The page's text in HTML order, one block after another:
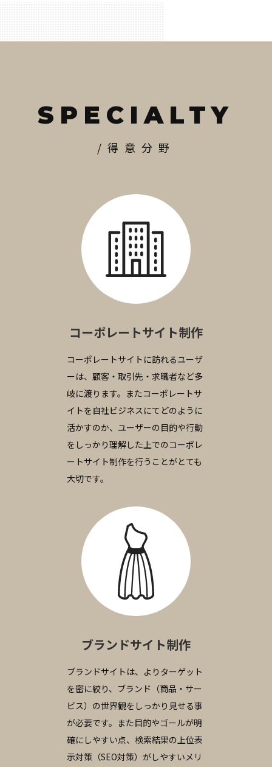
SPECIALTY
/得意分野
コーポレートサイト制作
コーポレートサイトに訪れるユーザ
ーは、顧客・取引先・求職者など多
岐に渡ります。またコーポレートサ
イトを自社ビジネスにてどのように
活かすのか、ユーザーの目的や行動
をしっかり理解した上でのコーポレ
ートサイト制作を行うことがとても
大切です。
ブランドサイト制作
ブランドサイトは、よりターゲット
を密に絞り、ブランド（商品・サー
ビス）の世界観をしっかり見せる事
が必要です。また目的やゴールが明
確にしやすい点、検索結果の上位表
示対策（SEO対策）がしやすいメリ